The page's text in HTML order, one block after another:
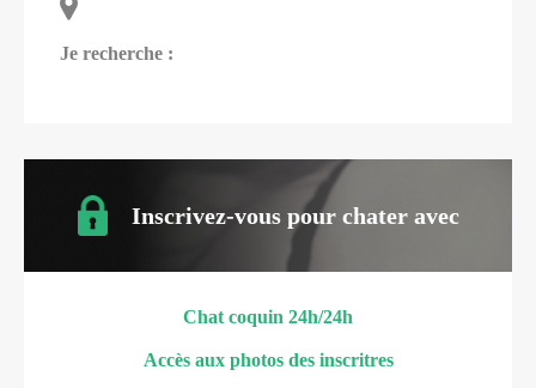
Je recherche :
Inscrivez-vous pour chater avec
Chat coquin 24h/24h
Accès aux photos des inscritres